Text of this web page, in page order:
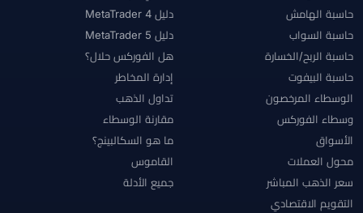
حاسبة الهامش
حاسبة السواب
حاسبة الربح/الخسارة
حاسبة البيفوت
الوسطاء المرخصون
وسطاء الفوركس
الأسواق
محول العملات
سعر الذهب المباشر
التقويم الاقتصادي
دليل MetaTrader 4
دليل MetaTrader 5
هل الفوركس حلال؟
إدارة المخاطر
تداول الذهب
مقارنة الوسطاء
ما هو السكالبينج؟
القاموس
جميع الأدلة